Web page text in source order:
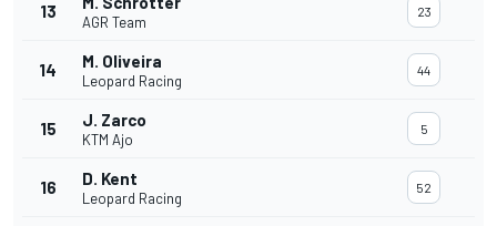
13
AGR Team
23
14 M. Oliveira
Leopard Racing
44
15 J. Zarco
KTM Ajo
5
16 D. Kent
Leopard Racing
52